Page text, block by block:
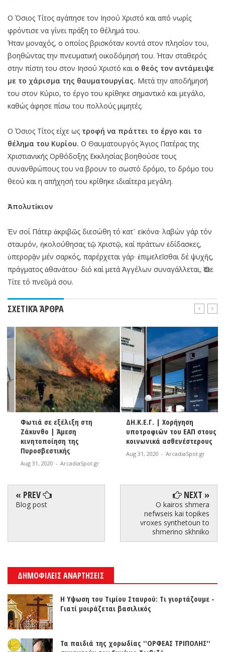
Ο Όσιος Τίτος αγάπησε τον Ιησού Χριστό και από νωρίς
φρόντισε να γίνει πράξη το θέλημά του.
Ήταν μοναχός, ο οποίος βρισκόταν κοντά στον πλησίον του,
βοηθώντας την πνευματική οικοδόμησή του. Ήταν σταθερός
στην πίστη του στον Ιησού Χριστό και ο θεός τον αντάμειψε
με το χάρισμα της θαυματουργίας. Μετά την αποδήμησή
του στον Κύριο, το έργο του κρίθηκε σημαντικό και μεγάλο,
καθώς άφησε πίσω του πολλούς μιμητές.
Ο Όσιος Τίτος είχε ως τροφή να πράττει το έργο και το
θέλημα του Κυρίου. Ο Θαυματουργός Άγιος Πατέρας της
Χριστιανικής Ορθόδοξης Εκκλησίας βοηθούσε τους
συνανθρώπους του να βρουν το σωστό δρόμο, το δρόμο του
θεού και η απήχησή του κρίθηκε ιδιαίτερα μεγάλη.
Ἀπολυτίκιον
Ἐν σοί Πάτερ ἀκριβῶς διεσώθη τό κατ᾽ εἰκόνα· λαβών γάρ τόν
σταυρόν, ἠκολούθησας τῷ Χριστῷ, καί πράττων ἐδίδασκες,
ὑπερορᾷν μέν σαρκός, παρέρχεται γάρ· ἐπιμελεῖσθαι δέ ψυχῆς,
πράγματος ἀθανάτoυ· διό καί μετά Ἀγγέλων συναγάλλεται, Ὅσιε
Τίτε τό πνεῦμά σου.
ΣΧΕΤΙΚΆ ΆΡΘΡΑ
Φωτιά σε εξέλιξη στη
Ζάκυνθο | Άμεση
κινητοποίηση της
Πυροσβεστικής
Aug 31, 2020 - ArcadiaSpot.gr
ΔΗ.Κ.Ε.Γ. | Χορήγηση
υποτροφιών του ΕΑΠ στους
κοινωνικά ασθενέστερους
Aug 31, 2020 - ArcadiaSpot.gr
« PREV
Blog post
NEXT »
O kairos shmera
nefwseis kai topikes
vroxes synthetoun to
shmerino skhniko
ΔΗΜΟΦΙΛΕΙΣ ΑΝΑΡΤΗΣΕΙΣ
Η Υψωση του Τιμίου Σταυρού: Τι γιορτάζουμε -
Γιατί μοιράζεται βασιλικός
Τα παιδιά της χορωδίας ''ΟΡΦΕΑΣ ΤΡΙΠΟΛΗΣ''